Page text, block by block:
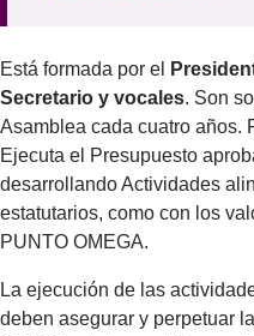
Está formada por el
Secretario y vocales. Son
Asamblea cada cuatro años.
Ejecuta el Presupuesto
desarrollando Actividades
estatutarios, como con los
PUNTO OMEGA.
La ejecución de las
deben asegurar y perpetuar